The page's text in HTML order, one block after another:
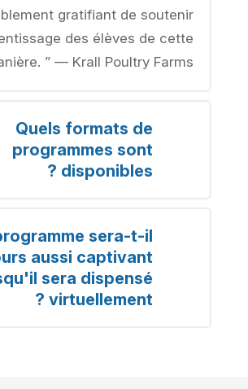
gratifiant de soutenir
des élèves de cette
” — Krall Poultry Farms
Quels formats de
programmes sont
disponibles ?
sera-t-il
aussi captivant
sera dispensé
virtuellement ?